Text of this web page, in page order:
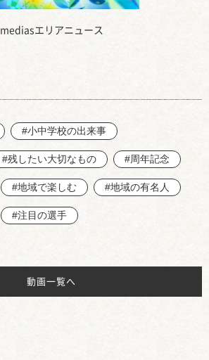
mediasエリアニュース
#小中学校の出来事
#残したい大切なもの #周年記念
#地域で楽しむ #地域の有名人
#注目の選手
動画一覧へ